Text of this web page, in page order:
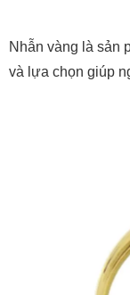
Nhẫn vàng là sản
và lựa chọn giúp